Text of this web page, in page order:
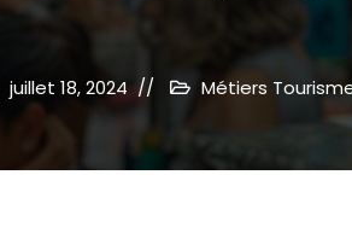
juillet 18, 2024 Métiers